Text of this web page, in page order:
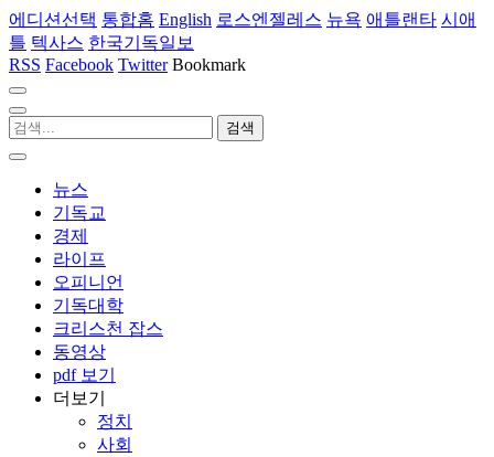
에디션선택 통합홈 English 로스엔젤레스 뉴욕 애틀랜타 시애
틀 텍사스 한국기독일보
RSS Facebook Twitter Bookmark
뉴스
기독교
경제
라이프
오피니언
기독대학
크리스천 잡스
동영상
pdf 보기
더보기
정치
사회